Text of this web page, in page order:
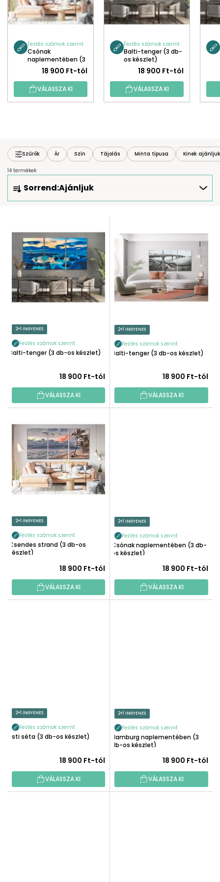
Festés számok szerint
Csónak
naplementében (3
db-os készlet)
18 900 Ft-tól
VÁLASSZA KI
Festés számok szerint
Balti-tenger (3 db-
os készlet)
18 900 Ft-tól
VÁLASSZA KI
Szűrők Ár Szín Tájolás Minta típusa Kinek ajánljuk
14 termékek
R
R
N
Z
S
Sorrend:Ajánljuk
M
K
K
S
T
A
2+1 INGYENES
Festés számok szerint
Balti-tenger (3 db-os készlet)
18 900 Ft-tól
VÁLASSZA KI
2+1 INGYENES
Festés számok szerint
Balti-tenger (3 db-os készlet)
18 900 Ft-tól
VÁLASSZA KI
2+1 INGYENES
Festés számok szerint
Csendes strand (3 db-os
készlet)
18 900 Ft-tól
VÁLASSZA KI
2+1 INGYENES
Festés számok szerint
Csónak naplementében (3 db-
os készlet)
18 900 Ft-tól
VÁLASSZA KI
2+1 INGYENES
Festés számok szerint
Esti séta (3 db-os készlet)
18 900 Ft-tól
VÁLASSZA KI
2+1 INGYENES
Festés számok szerint
Hamburg naplementében (3
db-os készlet)
18 900 Ft-tól
VÁLASSZA KI